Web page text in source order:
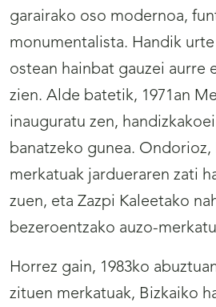
garairako oso modernoa,
monumentalista. Handik
ostean hainbat gauzei aurre
zien. Alde batetik, 1971an
inauguratu zen,
banatzeko gunea. Ondorioz,
merkatuak jardueraren zati
zuen, eta Zazpi Kaleetako
bezeroentzako auzo-
Horrez gain, 1983ko
zituen merkatuak, Bizkaiko